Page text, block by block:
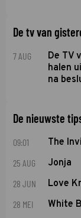
De tv van
7 AUG
De TV
halen
na
De nieuwste
09:01 The
25 AUG Jonja
28 JUN Love
28 MEI White